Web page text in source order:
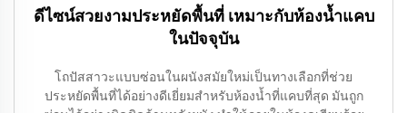
ดีไซน์สวยงามประหยัดพื้นที่ เหมาะกับห้องน้ำแคบ
ในปัจจุบัน
โถปัสสาวะแบบซ่อนในผนังสมัยใหม่เป็นทางเลือกที่ช่วย
ประหยัดพื้นที่ได้อย่างดีเยี่ยมสำหรับห้องน้ำที่แคบที่สุด มันถูก